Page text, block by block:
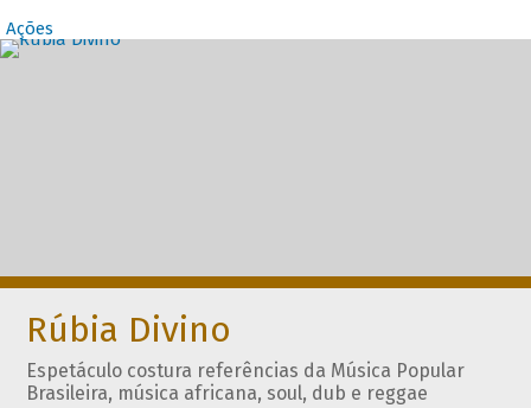
Ações
Destaques
Rúbia Divino
Espetáculo costura referências da Música Popular
Brasileira, música africana, soul, dub e reggae